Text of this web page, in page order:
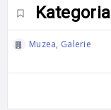
Kategoria
Muzea, Galerie